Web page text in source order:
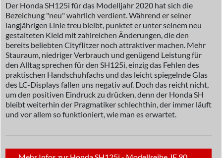
Der Honda SH125i für das Modelljahr 2020 hat sich die
Bezeichung "neu" wahrlich verdient. Während er seiner
langjährigen Linie treu bleibt, punktet er unter seinem neu
gestalteten Kleid mit zahlreichen Änderungen, die den
bereits beliebten Cityflitzer noch attraktiver machen. Mehr
Stauraum, niedriger Verbrauch und genügend Leistung für
den Alltag sprechen für den SH125i, einzig das Fehlen des
praktischen Handschuhfachs und das leicht spiegelnde Glas
des LC-Displays fallen uns negativ auf. Doch das reicht nicht,
um den positiven Eindruck zu drücken, denn der Honda SH
bleibt weiterhin der Pragmatiker schlechthin, der immer läuft
und vor allem so funktioniert, wie man es erwartet.